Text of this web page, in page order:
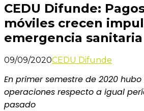
CEDU Difunde:
móviles crecen
emergencia sanitaria
09/09/2020CEDU Difunde
En primer semestre de 2020
operaciones respecto a igual
pasado